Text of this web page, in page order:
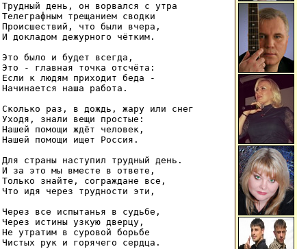
Трудный день, он ворвался с утра
Телеграфным трещанием сводки
Происшествий, что были вчера,
И докладом дежурного чётким.
Это было и будет всегда,
Это - главная точка отсчёта:
Если к людям приходит беда -
Начинается наша работа.
Сколько раз, в дождь, жару или снег
Уходя, знали вещи простые:
Нашей помощи ждёт человек,
Нашей помощи ищет Россия.
Для страны наступил трудный день.
И за это мы вместе в ответе,
Только знайте, сограждане все,
Что идя через трудности эти,
Через все испытанья в судьбе,
Через истины узкую дверцу,
Не утратим в суровой борьбе
Чистых рук и горячего сердца.